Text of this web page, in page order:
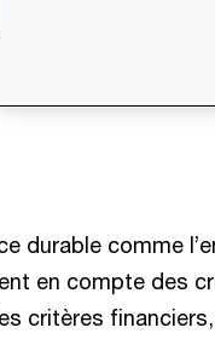
durable comme
en compte des
critères